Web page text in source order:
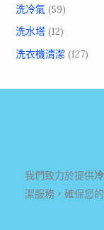
洗冷氣(59)
洗水塔(12)
洗衣機清潔 (127)
我們致力於提供
潔服務，確保您